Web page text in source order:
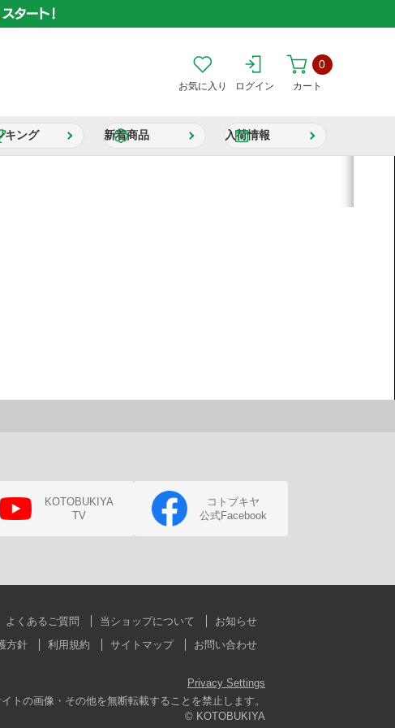
お気に入り ログイン カート
0
キング 新着商品 入荷情報
KOTOBUKIYA
TV
コトブキヤ
公式Facebook
よくあるご質問 当ショップについて
お知らせ
方針 利用規約 サイトマップ お問い合わせ
Privacy Settings
トの画像・その他を無断転載することを禁止します。
© KOTOBUKIYA